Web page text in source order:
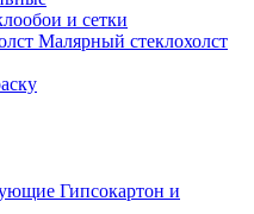
и сетки
Малярный стеклохолст
Гипсокартон и